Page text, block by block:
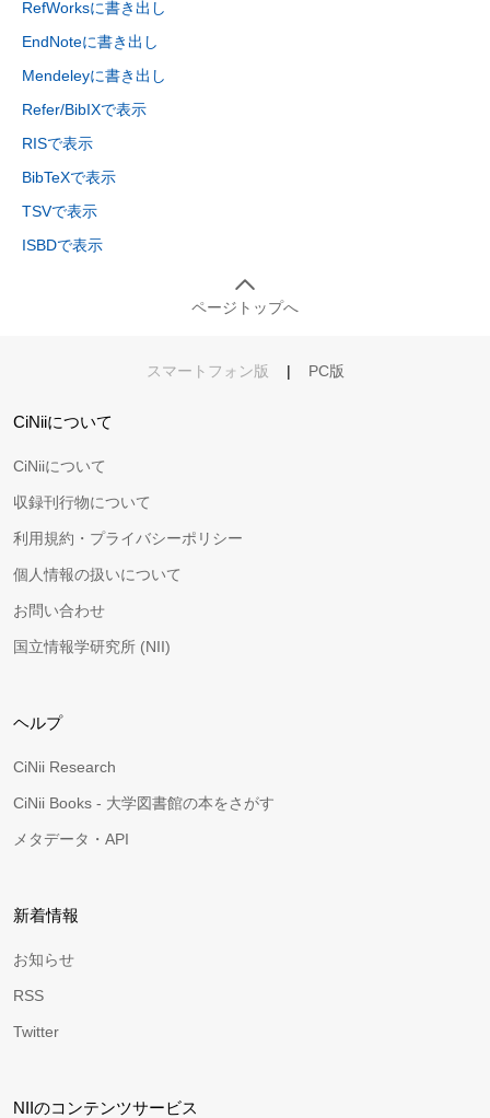
RefWorksに書き出し
EndNoteに書き出し
Mendeleyに書き出し
Refer/BibIXで表示
RISで表示
BibTeXで表示
TSVで表示
ISBDで表示
ページトップへ
スマートフォン版 | PC版
CiNiiについて
CiNiiについて
収録刊行物について
利用規約・プライバシーポリシー
個人情報の扱いについて
お問い合わせ
国立情報学研究所 (NII)
ヘルプ
CiNii Research
CiNii Books - 大学図書館の本をさがす
メタデータ・API
新着情報
お知らせ
RSS
Twitter
NIIのコンテンツサービス